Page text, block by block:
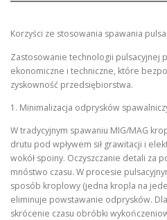
Korzyści ze stosowania spawania
Zastosowanie technologii pulsacyjnej
ekonomiczne i techniczne, które
zyskowność przedsiębiorstwa.
1. Minimalizacja odprysków
W tradycyjnym spawaniu MIG/MAG
drutu pod wpływem sił grawitacji i
wokół spoiny. Oczyszczanie detali za
mnóstwo czasu. W procesie
sposób kroplowy (jedna kropla na
eliminuje powstawanie odprysków.
skrócenie czasu obróbki